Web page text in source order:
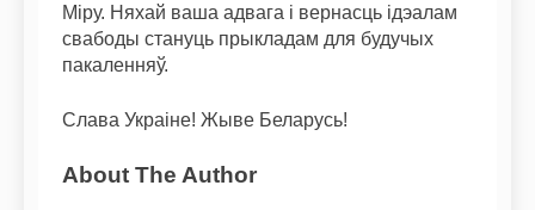
Міру. Няхай ваша адвага і вернасць ідэалам
свабоды стануць прыкладам для будучых
пакаленняў.
Слава Украіне! Жыве Беларусь!
About The Author